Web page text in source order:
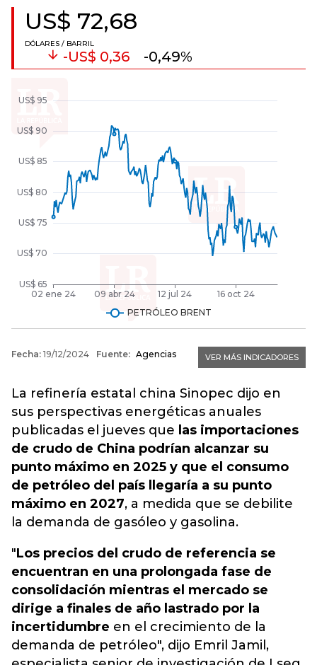
La refinería estatal china Sinopec dijo en
sus perspectivas energéticas anuales
publicadas el jueves que las importaciones
de crudo de China podrían alcanzar su
punto máximo en 2025 y que el consumo
de petróleo del país llegaría a su punto
máximo en 2027, a medida que se debilite
la demanda de gasóleo y gasolina.
"Los precios del crudo de referencia se
encuentran en una prolongada fase de
consolidación mientras el mercado se
dirige a finales de año lastrado por la
incertidumbre en el crecimiento de la
demanda de petróleo", dijo Emril Jamil,